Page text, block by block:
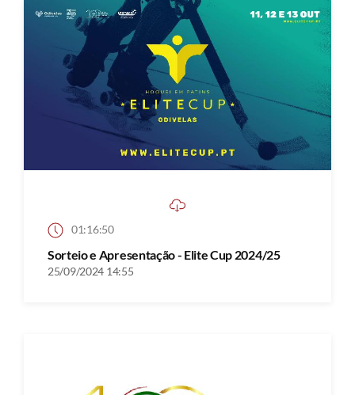
01:16:50
Sorteio e Apresentação - Elite Cup 2024/25
25/09/2024 14:55